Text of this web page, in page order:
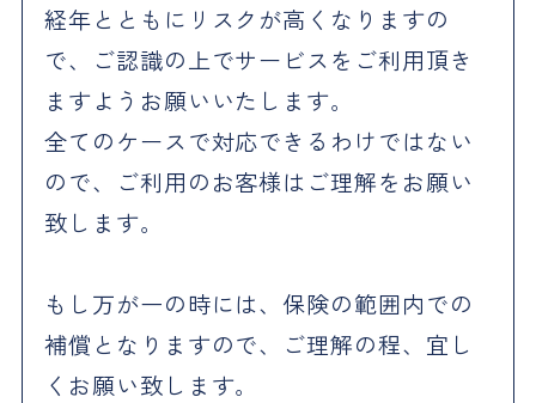
経年とともにリスクが高くなりますの
で、ご認識の上でサービスをご利用頂き
ますようお願いいたします。
全てのケースで対応できるわけではない
ので、ご利用のお客様はご理解をお願い
致します。
もし万が一の時には、保険の範囲内での
補償となりますので、ご理解の程、宜し
くお願い致します。